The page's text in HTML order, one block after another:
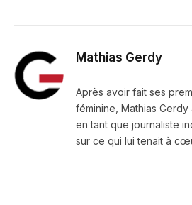
Mathias Gerdy
Après avoir fait ses
féminine, Mathias
en tant que journaliste
sur ce qui lui tenait à